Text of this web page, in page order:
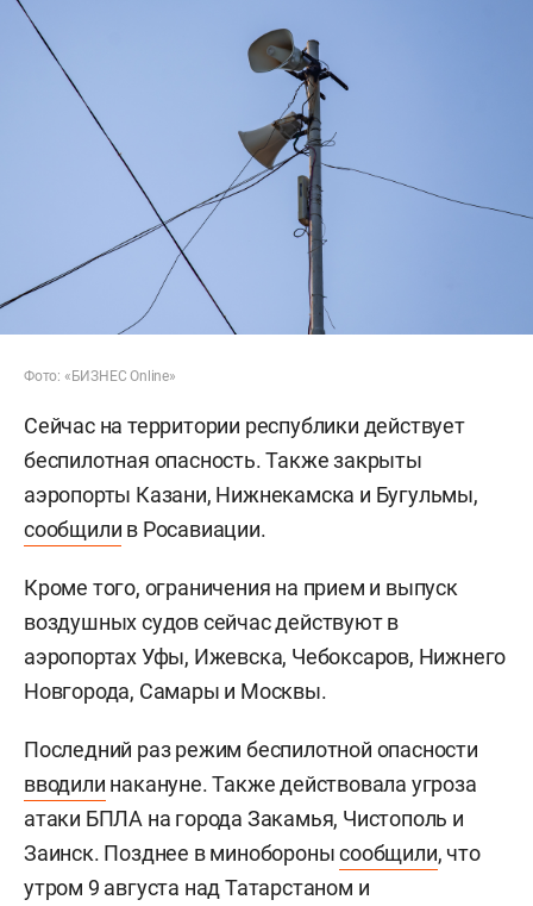
Фото: «БИЗНЕС Online»
Сейчас на территории республики действует
беспилотная опасность. Также закрыты
аэропорты Казани, Нижнекамска и Бугульмы,
сообщили в Росавиации.
Кроме того, ограничения на прием и выпуск
воздушных судов сейчас действуют в
аэропортах Уфы, Ижевска, Чебоксаров, Нижнего
Новгорода, Самары и Москвы.
Последний раз режим беспилотной опасности
вводили накануне. Также действовала угроза
атаки БПЛА на города Закамья, Чистополь и
Заинск. Позднее в миноборонысообщили, что
утром 9 августа над Татарстаном и